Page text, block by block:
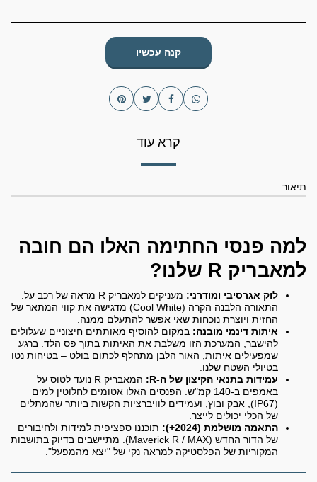
קנה עכשיו
קרא עוד
תיאור
למה פנסי החתימה האלו הם חובה
למאבריק R שלנו?
לוק אגרסיבי ומודרני:
מעניקים למאבריק R מראה של רכב על.
התאורה הלבנה הקרה (Cool White) מדגישה את קווי המתאר של
החזית ויוצרת נוכחות שאי אפשר להתעלם ממנה.
איתות דינמי מובנה:במקום להוסיף מאותתים חיצוניים שעלולים
להישבר, המערכת הזו משלבת את האיתות בתוך פס הלד. ברגע
שמפעילים איתות, האור הלבן מתחלף לכתום בולט – בטיחות נטו
בטיולי השטח שלנו.
עמידות בתנאי הקיצון של ה-R:
המאבריק R נועד לטוס על
באמפים ב-140 קמ"ש. הפנסים האלו אטומים לחלוטין למים
(IP67), אבק ובוץ, ועמידים לוויברציות הקשות ביותר שהמתלים
של הכלי יכולים לייצר.
התאמה מושלמת (2024+):
תוכננו ספציפית למידות ולחיבורים
של הדור החדש (Maverick R / MAX). מתיישבים בדיוק בתושבות
המקוריות של הפלסטיקה למראה נקי של "יצא מהמפעל".